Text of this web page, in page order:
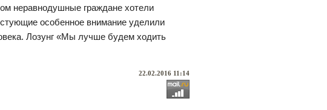
неравнодушные граждане хотели
особенное внимание уделили
Лозунг «Мы лучше будем ходить
22.02.2016 11:14